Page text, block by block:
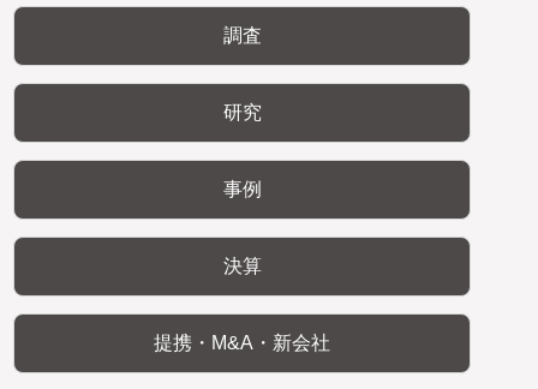
調査
研究
事例
決算
提携・M&A・新会社